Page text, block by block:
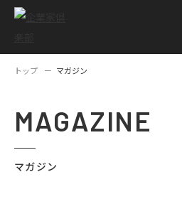
トップ マガジン
MAGAZINE
マガジン